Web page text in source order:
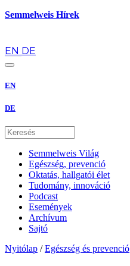
Semmelweis Hírek
EN DE
EN
DE
Semmelweis Világ
Egészség, prevenció
Oktatás, hallgatói élet
Tudomány, innováció
Podcast
Események
Archívum
Sajtó
Nyitólap / Egészség és prevenció